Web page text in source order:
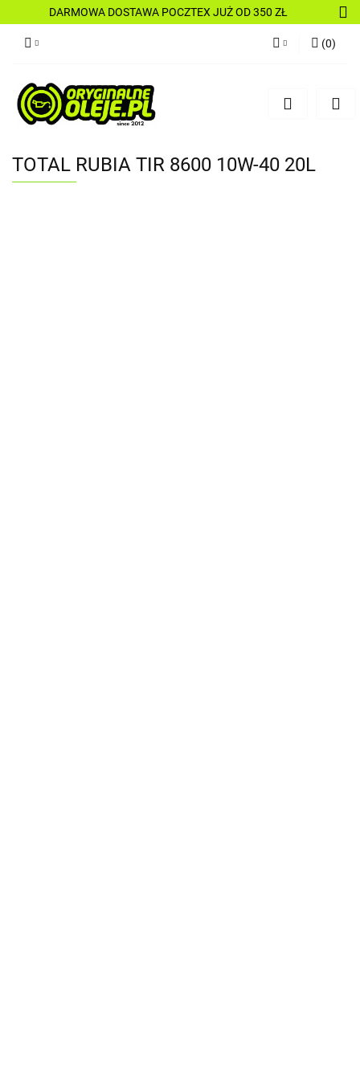
DARMOWA DOSTAWA POCZTEX JUŻ OD 350 ZŁ
Zarejestruj się
(0)
TOTAL RUBIA TIR 8600 10W-40 20L